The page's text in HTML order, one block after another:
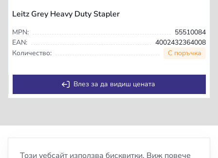
Leitz Grey Heavy Duty Stapler
MPN:
55510084
EAN:
4002432364008
Количество:
С поръчка
Влез за да видиш цената
Този уебсайт използва бисквитки. Виж повече